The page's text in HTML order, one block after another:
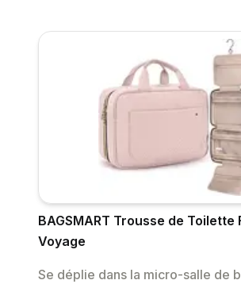
BAGSMART Trousse de Toilette
Voyage
Se déplie dans la micro-salle de